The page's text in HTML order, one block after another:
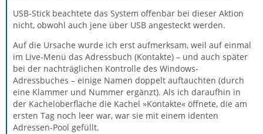
USB-Stick beachtete das System offenbar bei dieser Aktion
nicht, obwohl auch jene über USB angesteckt werden.
Auf die Ursache wurde ich erst aufmerksam, weil auf einmal
im Live-Menü das Adressbuch (Kontakte) – und auch später
bei der nachträglichen Kontrolle des Windows-
Adressbuches – einige Namen doppelt auftauchten (durch
eine Klammer und Nummer ergänzt). Als ich daraufhin in
der Kacheloberfläche die Kachel »Kontakte« öffnete, die am
ersten Tag noch leer war, war sie mit einem identen
Adressen-Pool gefüllt.